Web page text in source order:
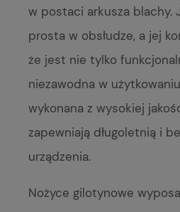
w postaci arkusza blachy.
prosta w obsłudze, a jej
że jest nie tylko
niezawodna w
wykonana z wysokiej
zapewniają długoletnią i
urządzenia.
Nożyce gilotynowe